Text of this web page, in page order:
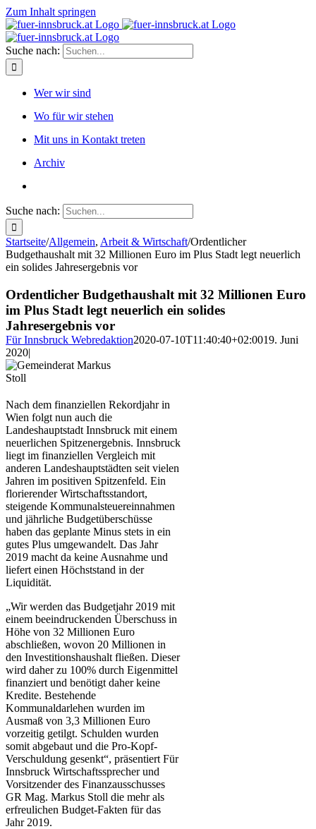
Zum Inhalt springen
Suche nach:
Wer wir sind
Wo für wir stehen
Mit uns in Kontakt treten
Archiv
Suche nach:
Startseite/Allgemein, Arbeit & Wirtschaft/Ordentlicher
Budgethaushalt mit 32 Millionen Euro im Plus Stadt legt neuerlich
ein solides Jahresergebnis vor
Ordentlicher Budgethaushalt mit 32 Millionen Euro
im Plus Stadt legt neuerlich ein solides
Jahresergebnis vor
Für Innsbruck Webredaktion2020-07-10T11:40:40+02:0019. Juni
2020|
Nach dem finanziellen Rekordjahr in
Wien folgt nun auch die
Landeshauptstadt Innsbruck mit einem
neuerlichen Spitzenergebnis. Innsbruck
liegt im finanziellen Vergleich mit
anderen Landeshauptstädten seit vielen
Jahren im positiven Spitzenfeld. Ein
florierender Wirtschaftsstandort,
steigende Kommunalsteuereinnahmen
und jährliche Budgetüberschüsse
haben das geplante Minus stets in ein
gutes Plus umgewandelt. Das Jahr
2019 macht da keine Ausnahme und
liefert einen Höchststand in der
Liquidität.
„Wir werden das Budgetjahr 2019 mit
einem beeindruckenden Überschuss in
Höhe von 32 Millionen Euro
abschließen, wovon 20 Millionen in
den Investitionshaushalt fließen. Dieser
wird daher zu 100% durch Eigenmittel
finanziert und benötigt daher keine
Kredite. Bestehende
Kommunaldarlehen wurden im
Ausmaß von 3,3 Millionen Euro
vorzeitig getilgt. Schulden wurden
somit abgebaut und die Pro-Kopf-
Verschuldung gesenkt“, präsentiert Für
Innsbruck Wirtschaftssprecher und
Vorsitzender des Finanzausschusses
GR Mag. Markus Stoll die mehr als
erfreulichen Budget-Fakten für das
Jahr 2019.